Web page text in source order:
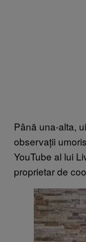
Până una-alta,
observații
YouTube al lui
proprietar de